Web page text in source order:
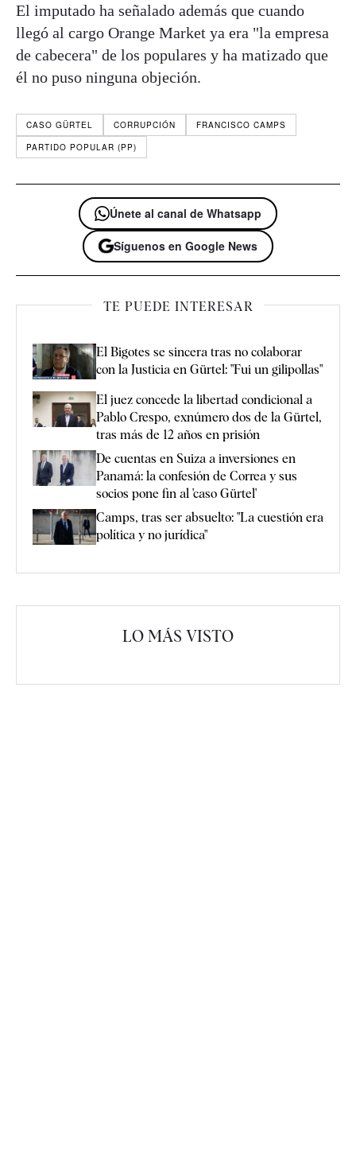
El imputado ha señalado además que cuando
llegó al cargo Orange Market ya era "la empresa
de cabecera" de los populares y ha matizado que
él no puso ninguna objeción.
CASO GÜRTEL CORRUPCIÓN
FRANCISCO CAMPS
PARTIDO POPULAR (PP)
Únete al canal de Whatsapp
Síguenos en Google News
TE PUEDE INTERESAR
El Bigotes se sincera tras no colaborar
con la Justicia en Gürtel: "Fui un gilipollas"
El juez concede la libertad condicional a
Pablo Crespo, exnúmero dos de la Gürtel,
tras más de 12 años en prisión
De cuentas en Suiza a inversiones en
Panamá: la confesión de Correa y sus
socios pone fin al 'caso Gürtel'
Camps, tras ser absuelto: "La cuestión era
política y no jurídica"
LO MÁS VISTO